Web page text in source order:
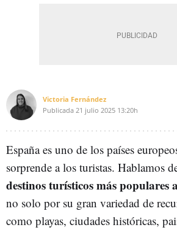
Victoria Fernández
Publicada 21 julio 2025 13:20h
España es uno de los países
sorprende a los turistas. Hablamos
destinos turísticos más populares
no solo por su gran variedad de
como playas, ciudades históricas,